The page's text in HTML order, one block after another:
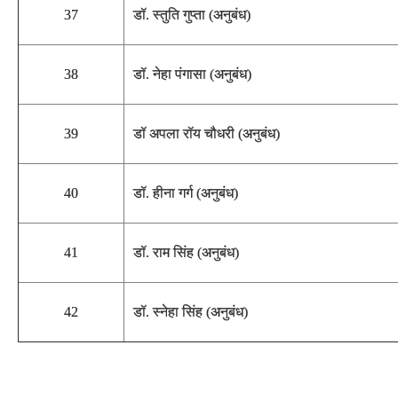
37 डॉ. स्तुति गुप्ता (अनुबंध)
38 डॉ. नेहा पंगासा (अनुबंध)
39 डॉ अपला रॉय चौधरी (अनुबंध)
40 डॉ. हीना गर्ग (अनुबंध)
41 डॉ. राम सिंह (अनुबंध)
42 डॉ. स्नेहा सिंह (अनुबंध)